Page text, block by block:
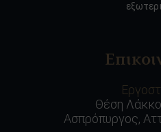
Θέση
Ασπρόπυργος,